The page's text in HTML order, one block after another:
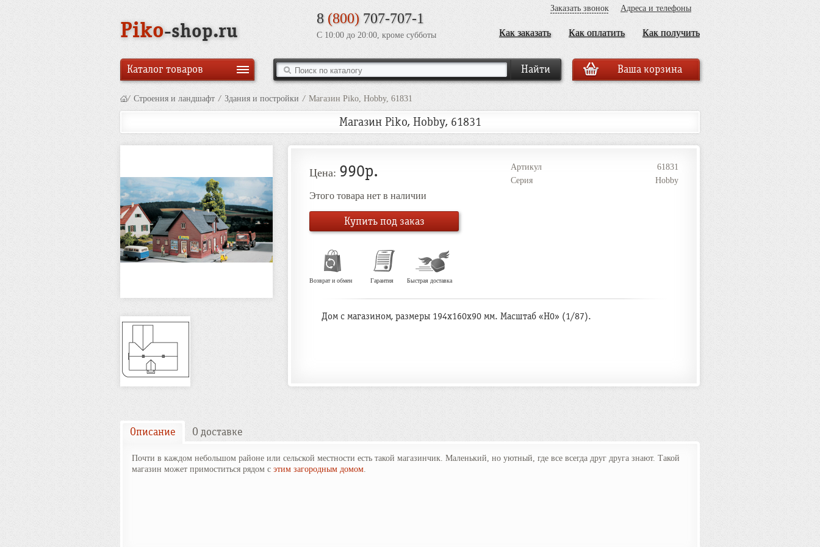
Piko-shop.ru
8 (800)707-707-1
С 10:00 до 20:00, кроме субботы
Адреса и телефоны
Заказать звонок
Как получить
Как оплатить
Как заказать
Каталог товаров Ваша корзина
/ Строения и ландшафт / Здания и постройки / Магазин Piko, Hobby, 61831
Магазин Piko, Hobby, 61831
Артикул
61831
Серия
Hobby
Цена: 990р.
Этого товара нет в наличии
Купить под заказ
Возврат и обмен Гарантия Быстрая доставка
Дом с магазином, размеры 194х160х90 мм. Масштаб «H0» (1/87).
Описание О доставке
Почти в каждом небольшом районе или сельской местности есть такой магазинчик. Маленький, но уютный, где все всегда друг друга знают. Такой
магазин может примоститься рядом с этим загородным домом.